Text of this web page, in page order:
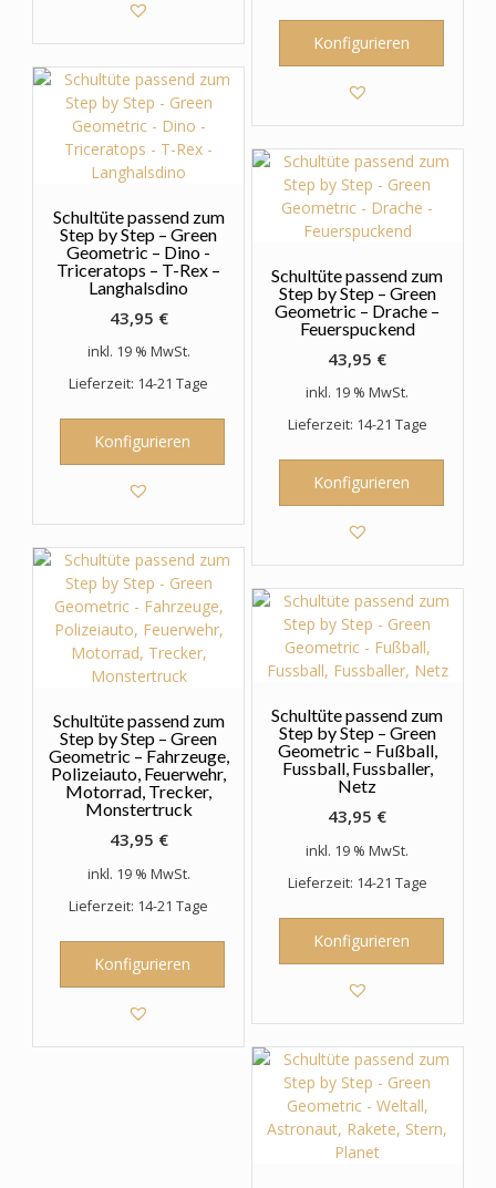
Konfigurieren
Schultüte passend zum
Step by Step – Green
Geometric – Dino -
Triceratops – T-Rex –
Langhalsdino
43,95 €
inkl. 19 % MwSt.
Lieferzeit: 14-21 Tage
Konfigurieren
Schultüte passend zum
Step by Step – Green
Geometric – Drache –
Feuerspuckend
43,95 €
inkl. 19 % MwSt.
Lieferzeit: 14-21 Tage
Konfigurieren
Schultüte passend zum
Step by Step – Green
Geometric – Fahrzeuge,
Polizeiauto, Feuerwehr,
Motorrad, Trecker,
Monstertruck
43,95 €
inkl. 19 % MwSt.
Lieferzeit: 14-21 Tage
Konfigurieren
Schultüte passend zum
Step by Step – Green
Geometric – Fußball,
Fussball, Fussballer,
Netz
43,95 €
inkl. 19 % MwSt.
Lieferzeit: 14-21 Tage
Konfigurieren